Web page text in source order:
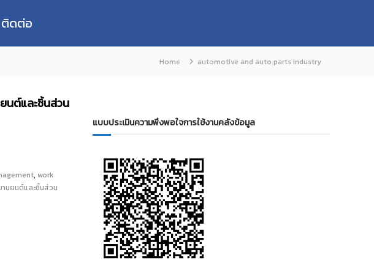
ติดต่อ
Home automotive and auto parts industry
นต์และชิ้นส่วน
,work
นยนต์และชิ้นส่วน
แบบประเมินความพึงพอใจการใช้งานคลังข้อมูล